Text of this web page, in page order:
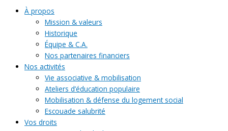
À propos
Mission & valeurs
Historique
Équipe & C.A.
Nos partenaires financiers
Nos activités
Vie associative & mobilisation
Ateliers d’éducation populaire
Mobilisation & défense du logement social
Escouade salubrité
Vos droits